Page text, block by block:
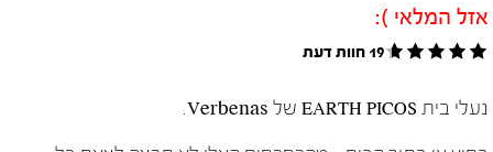
HOKA
אזל המלאי ):
19 חוות דעת
נעלי בית EARTH PICOS של Verbenas.